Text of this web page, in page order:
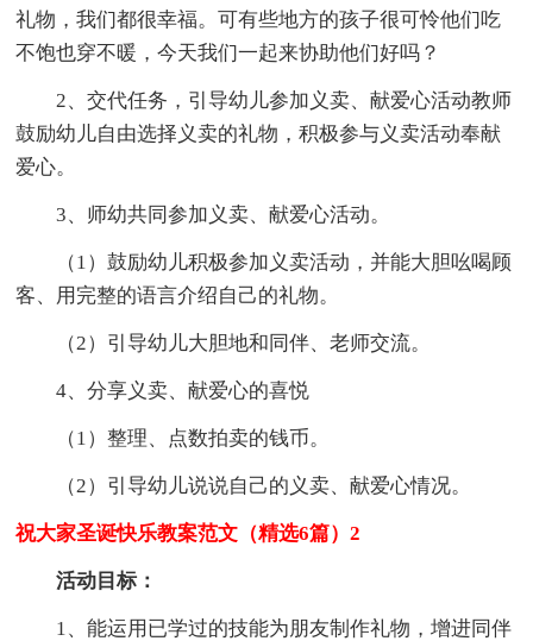
礼物，我们都很幸福。可有些地方的孩子很可怜他们吃
不饱也穿不暖，今天我们一起来协助他们好吗？
2、交代任务，引导幼儿参加义卖、献爱心活动教师
鼓励幼儿自由选择义卖的礼物，积极参与义卖活动奉献
爱心。
3、师幼共同参加义卖、献爱心活动。
（1）鼓励幼儿积极参加义卖活动，并能大胆吆喝顾
客、用完整的语言介绍自己的礼物。
（2）引导幼儿大胆地和同伴、老师交流。
4、分享义卖、献爱心的喜悦
（1）整理、点数拍卖的钱币。
（2）引导幼儿说说自己的义卖、献爱心情况。
祝大家圣诞快乐教案范文（精选6篇）2
活动目标：
1、能运用已学过的技能为朋友制作礼物，增进同伴